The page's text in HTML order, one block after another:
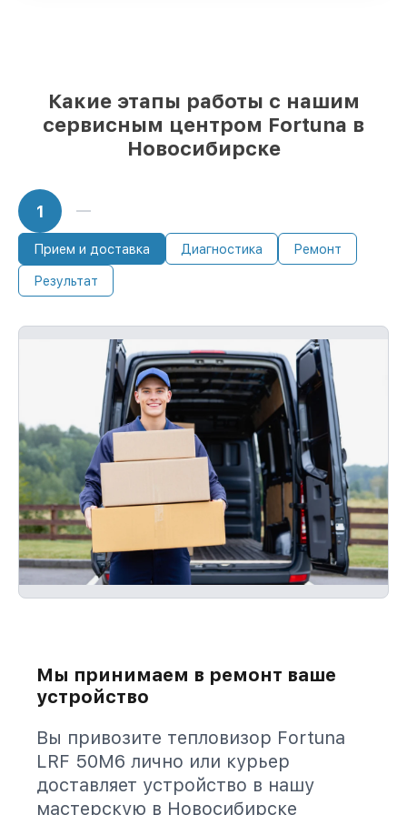
Какие этапы работы с нашим
сервисным центром Fortuna в
Новосибирске
1
Прием и доставка Диагностика Ремонт
Результат
Мы принимаем в ремонт ваше
устройство
Вы привозите тепловизор Fortuna
LRF 50M6 лично или курьер
доставляет устройство в нашу
мастерскую в Новосибирске